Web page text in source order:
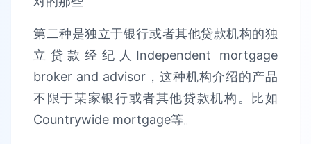
第二种是独立于银行或者其他贷款机构的独
立贷款经纪人Independent mortgage
broker and advisor，这种机构介绍的产品
不限于某家银行或者其他贷款机构。比如
Countrywide mortgage等。